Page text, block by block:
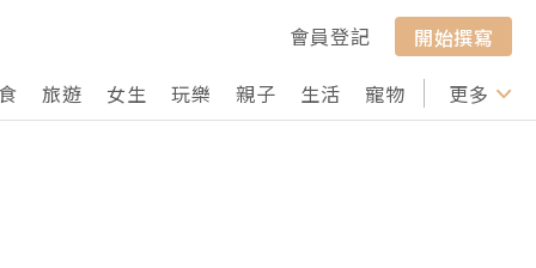
會員登記
開始撰寫
旅遊 女生 玩樂 親子 生活 寵物 行山 打卡
更多